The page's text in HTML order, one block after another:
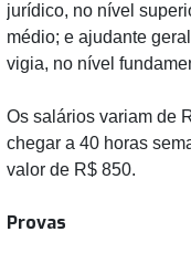
jurídico, no nível
médio; e ajudante
vigia, no nível
Os salários variam de
chegar a 40 horas
valor de R$ 850.
Provas